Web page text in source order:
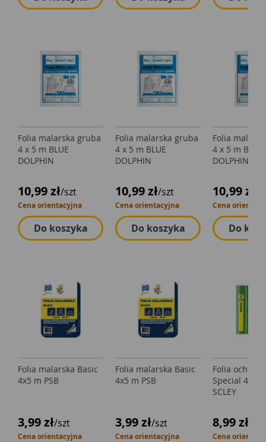
Folia malarska gruba
4 x 5 m BLUE
DOLPHIN
10,99 zł/szt
Cena orientacyjna
Do koszyka
Folia malarska gruba
4 x 5 m BLUE
DOLPHIN
10,99 zł/szt
Cena orientacyjna
Do koszyka
Folia
4 x 5 m BLUE
DOLPHIN
10,99 zł
Cena
Do
Folia malarska Basic
4x5 m PSB
3,99 zł/szt
Cena orientacyjna
Folia malarska Basic
4x5 m PSB
3,99 zł/szt
Cena orientacyjna
Folia
Special 4x5
SCLEY
8,99 zł
Cena